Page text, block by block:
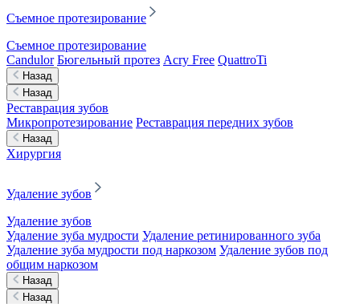
Съемное протезирование
Съемное протезирование
Candulor Бюгельный протез Acry Free QuattroTi
Назад
Назад
Реставрация зубов
Микропротезирование Реставрация передних зубов
Назад
Хирургия
Удаление зубов
Удаление зубов
Удаление зуба мудрости Удаление ретинированного зуба
Удаление зуба мудрости под наркозом Удаление зубов под
общим наркозом
Назад
Назад